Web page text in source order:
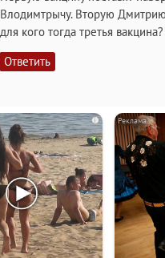
Влодимтрычу. Вторую
для кого тогда третья вакцина?
Ответить
i